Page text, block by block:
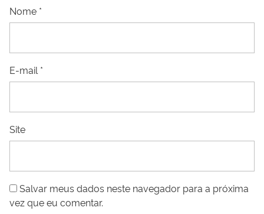
Nome *
E-mail *
Site
Salvar meus dados neste navegador para a próxima
vez que eu comentar.